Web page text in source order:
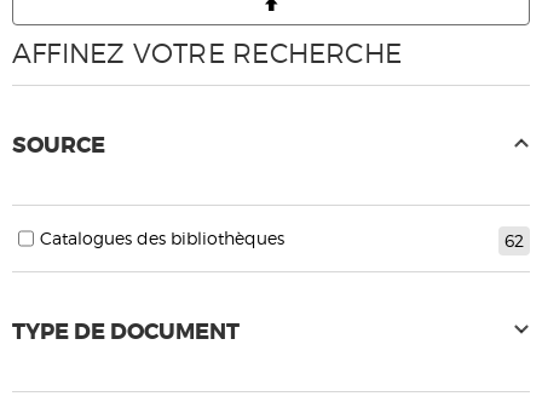
AFFINEZ VOTRE RECHERCHE
SOURCE
62
Catalogues des bibliothèques
TYPE DE DOCUMENT